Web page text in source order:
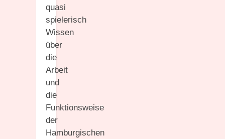
quasi
spielerisch
Wissen
über
die
Arbeit
und
die
Funktionsweise
der
Hamburgischen